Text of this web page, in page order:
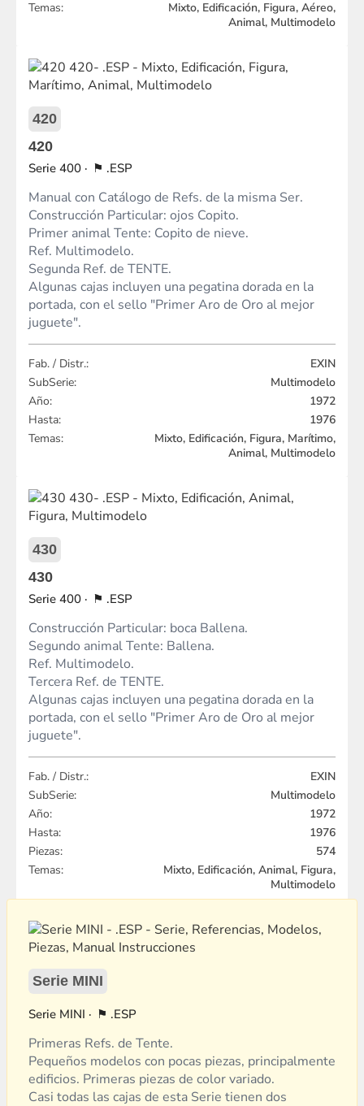
Temas:
Mixto, Edificación, Figura, Aéreo,
Animal, Multimodelo
420
420
400
.ESP
Manual con Catálogo de Refs. de la misma Ser.
Construcción Particular: ojos Copito.
Primer animal Tente: Copito de nieve.
Ref. Multimodelo.
Segunda Ref. de TENTE.
Algunas cajas incluyen una pegatina dorada en la
portada, con el sello "Primer Aro de Oro al mejor
juguete".
Fab. / Distr.:
EXIN
SubSerie:
Multimodelo
Año:
1972
Hasta:
1976
Temas:
Mixto, Edificación, Figura, Marítimo,
Animal, Multimodelo
430
430
400
.ESP
Construcción Particular: boca Ballena.
Segundo animal Tente: Ballena.
Ref. Multimodelo.
Tercera Ref. de TENTE.
Algunas cajas incluyen una pegatina dorada en la
portada, con el sello "Primer Aro de Oro al mejor
juguete".
Fab. / Distr.:
EXIN
SubSerie:
Multimodelo
Año:
1972
Hasta:
1976
Piezas:
574
Temas:
Mixto, Edificación, Animal, Figura,
Multimodelo
Serie MINI
MINI .ESP
Primeras Refs. de Tente.
Pequeños modelos con pocas piezas, principalmente
edificios. Primeras piezas de color variado.
Casi todas las cajas de esta Serie tienen dos